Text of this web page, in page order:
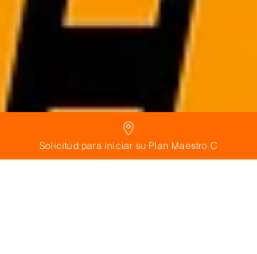
Solicitud para iniciar su Plan Maestro C